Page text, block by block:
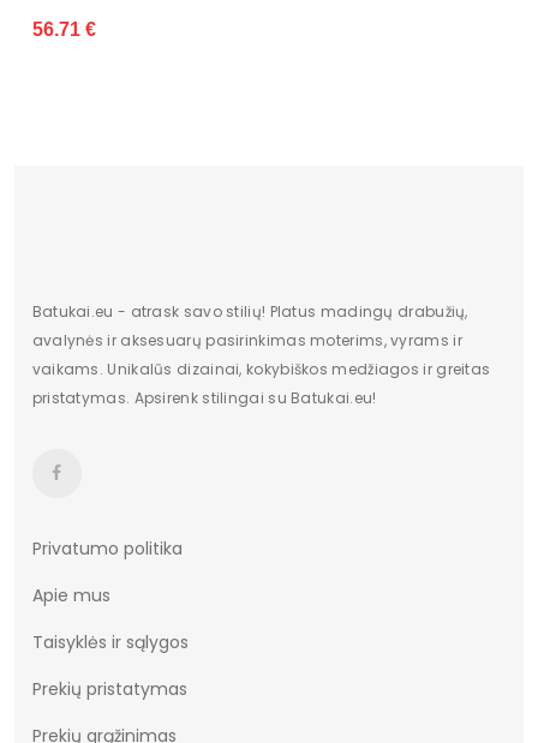
€
Batukai.eu - atrask savo stilių! Platus madingų drabužių,
avalynės ir aksesuarų pasirinkimas moterims, vyrams ir
vaikams. Unikalūs dizainai, kokybiškos medžiagos ir greitas
pristatymas. Apsirenk stilingai su Batukai.eu!
Privatumo politika
Apie mus
Taisyklės ir sąlygos
Prekių pristatymas
Prekių grąžinimas